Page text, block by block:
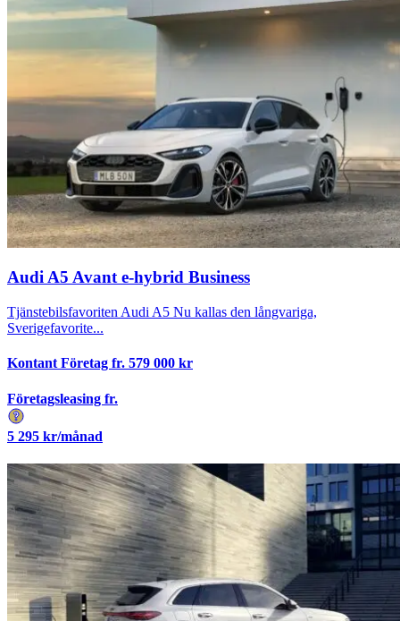
Audi A5 Avant e-hybrid Business
Tjänstebilsfavoriten Audi A5 Nu kallas den långvariga,
Sverigefavorite...
Kontant Företag fr. 579 000 kr
Företagsleasing fr.
5 295 kr/månad